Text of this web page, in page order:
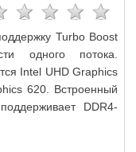
Turbo Boost
одного потока.
Intel UHD Graphics
620. Встроенный
DDR4-